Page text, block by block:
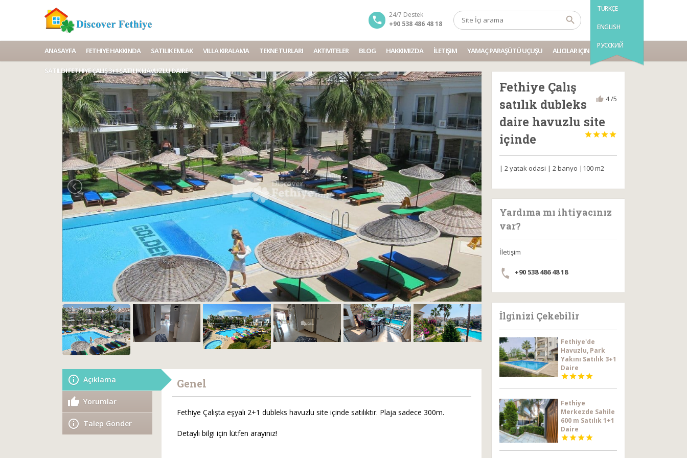
TÜRKÇE
ENGLISH
РУССКИЙ
24/7 Destek
+90 538 486 48 18
ANASAYFA FETHIYE HAKKINDA SATILIK EMLAK VILLA KIRALAMA TEKNE TURLARI AKTIVITELER BLOG HAKKIMIZDA İLETIŞIM YAMAÇ PARAŞÜTÜ UÇUŞU ALICILAR IÇIN BILGI
SATILDI FETHIYE ÇALIŞ 3+1 SATILIK HAVUZLU DAIRE
Açıklama
Yorumlar
Talep Gönder
Genel
Fethiye Çalışta eşyalı 2+1 dubleks havuzlu site içinde satılıktır. Plaja sadece 300m.
Detaylı bilgi için lütfen arayınız!
Fethiye Çalış
satılık dubleks
daire havuzlu site
içinde

4 /5
| 2 yatak odasi | 2 banyo |100 m2
Yardıma mı ihtiyacınız
var?
İletişim
+90 538 486 48 18
İlginizi Çekebilir
Fethiye'de
Havuzlu, Park
Yakını Satılık 3+1
Daire

Fethiye
Merkezde Sahile
600 m Satılık 1+1
Daire
